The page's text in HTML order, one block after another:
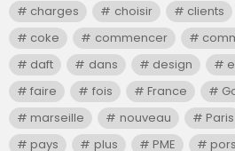
charges
choisir clients
coke
commencer
daft
dans design
faire
fois France
marseille
nouveau Paris
pays
plus PME